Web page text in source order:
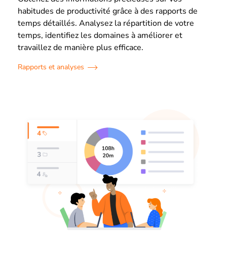
habitudes de productivité grâce à des rapports de
temps détaillés. Analysez la répartition de votre
temps, identifiez les domaines à améliorer et
travaillez de manière plus efficace.
Rapports et analyses